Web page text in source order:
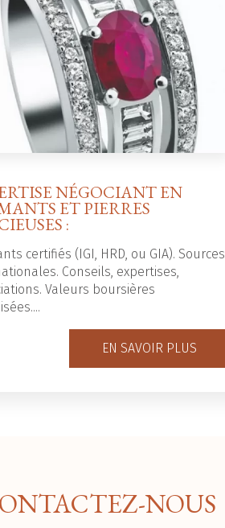
NÉGOCIANT EN
ET PIERRES
:
certifiés (IGI, HRD, ou GIA). Sources
Conseils, expertises,
Valeurs boursières
EN SAVOIR PLUS
NOUS